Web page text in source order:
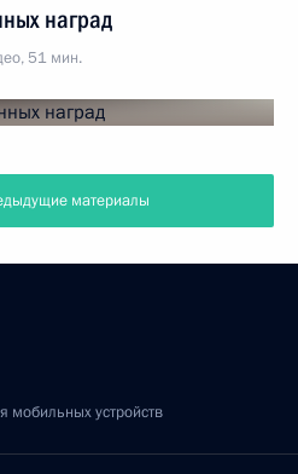
наград
51 мин.
материалы
мобильных устройств